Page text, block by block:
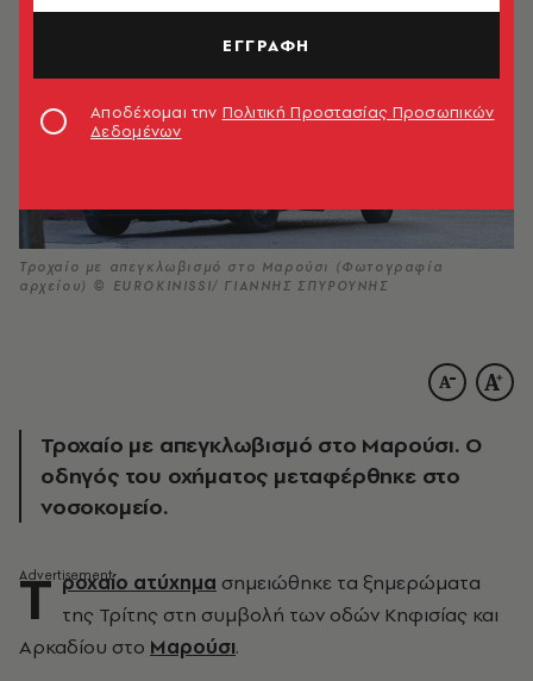
Τροχαίο με απεγκλωβισμό στο Μαρούσι (Φωτογραφία
αρχείου) © EUROKINISSI/ ΓΙΑΝΝΗΣ ΣΠΥΡΟΥΝΗΣ
Τροχαίο με απεγκλωβισμό στο Μαρούσι. Ο
οδηγός του οχήματος μεταφέρθηκε στο
νοσοκομείο.
Τ ροχαίο ατύχημα σημειώθηκε τα ξημερώματα
της Τρίτης στη συμβολή των οδών Κηφισίας και
Αρκαδίου στο Μαρούσι.
ΕΓΓΡΑΦΗ
Αποδέχομαι την Πολιτική Προστασίας Προσωπικών
Δεδομένων